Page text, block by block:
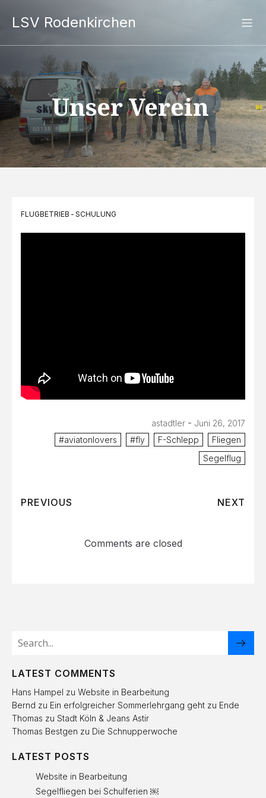
LSV Rodenkirchen
Unser Verein
FLUGBETRIEB - SCHULUNG
astadtler - Juni 26, 2017
#aviatonlovers
#fly F-Schlepp
Fliegen
Segelflug
PREVIOUS NEXT
Comments are closed
LATEST COMMENTS
Hans Hampel zu Website in Bearbeitung
Bernd zu Ein erfolgreicher Sommerlehrgang geht zu Ende
Thomas zu Stadt Köln & Jeans Astir
Thomas Bestgen zu Die Schnupperwoche
LATEST POSTS
Website in Bearbeitung
Segelfliegen bei Schulferien ￼